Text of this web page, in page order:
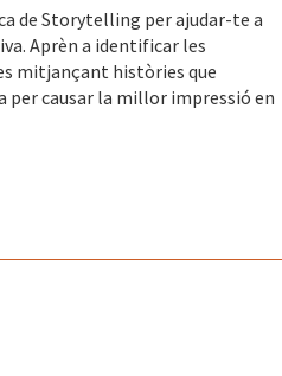
de Storytelling per ajudar-te a
Aprèn a identificar les
mitjançant històries que
causar la millor impressió en